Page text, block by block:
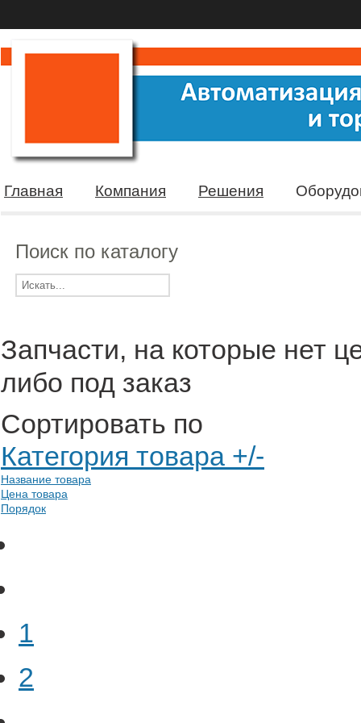
Главная Компания Решения
Поиск по каталогу
Запчасти, на которые нет
либо под заказ
Сортировать по
Категория товара +/-
Название товара
Цена товара
Порядок
1
2